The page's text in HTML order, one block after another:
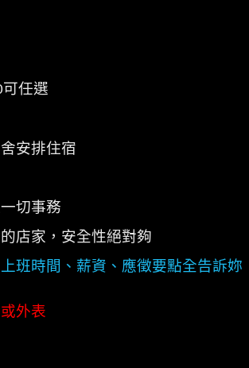
可任選
安排住宿
切事務
店家，安全性絕對夠
班時間、薪資、應徵要點全告訴妳
外表